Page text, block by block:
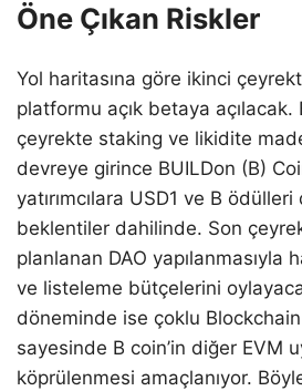
Öne Çıkan Riskler
Yol haritasına göre ikinci
platformu açık betaya açılacak.
çeyrekte staking ve likidite
devreye girince BUILDon (B)
yatırımcılara USD1 ve B ödülleri
beklentiler dahilinde. Son
planlanan DAO yapılanmasıyla
ve listeleme bütçelerini
döneminde ise çoklu
sayesinde B coin’in diğer EVM
köprülenmesi amaçlanıyor.